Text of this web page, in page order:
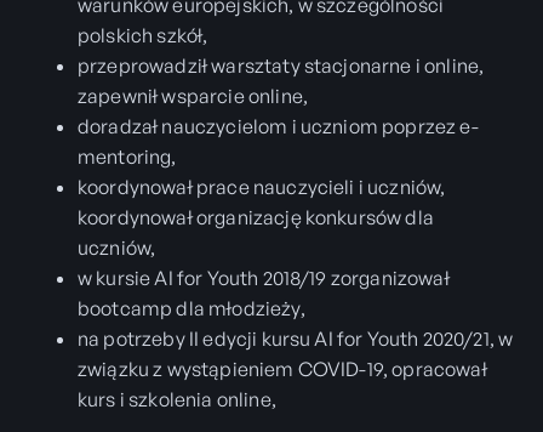
polskich szkół,
przeprowadził warsztaty stacjonarne i online,
zapewnił wsparcie online,
doradzał nauczycielom i uczniom poprzez e-
mentoring,
koordynował prace nauczycieli i uczniów,
koordynował organizację konkursów dla
uczniów,
w kursie AI for Youth 2018/19 zorganizował
bootcamp dla młodzieży,
na potrzeby II edycji kursu AI for Youth 2020/21, w
związku z wystąpieniem COVID-19, opracował
kurs i szkolenia online,